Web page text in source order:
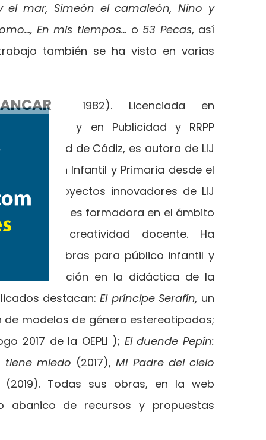
el mar, Simeón el camaleón, Nino y
En mis tiempos… o 53 Pecas, así
también se ha visto en varias
(Jerez, 1982). Licenciada en
(2005) y en Publicidad y RRPP
Universidad de Cádiz, es autora de LIJ
Educación Infantil y Primaria desde el
proyectos innovadores de LIJ
y es formadora en el ámbito
y creatividad docente. Ha
obras para público infantil y
la innovación en la didáctica de la
destacan:El príncipe Serafín, un
modelos de género estereotipados;
2017 de la OEPLI ); El duende Pepín:
tiene miedo (2017),Mi Padre del cielo
Todas sus obras, en la web
abanico de recursos y propuestas